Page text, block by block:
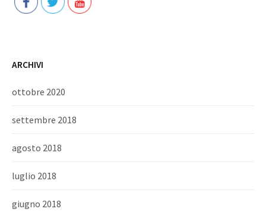
ARCHIVI
ottobre 2020
settembre 2018
agosto 2018
luglio 2018
giugno 2018